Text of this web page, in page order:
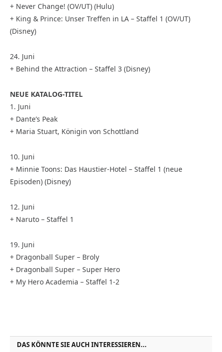
+ Never Change! (OV/UT) (Hulu)
+ King & Prince: Unser Treffen in LA – Staffel 1 (OV/UT)
(Disney)
24. Juni
+ Behind the Attraction – Staffel 3 (Disney)
NEUE KATALOG-TITEL
1. Juni
+ Dante’s Peak
+ Maria Stuart, Königin von Schottland
10. Juni
+ Minnie Toons: Das Haustier-Hotel – Staffel 1 (neue
Episoden) (Disney)
12. Juni
+ Naruto – Staffel 1
19. Juni
+ Dragonball Super – Broly
+ Dragonball Super – Super Hero
+ My Hero Academia – Staffel 1-2
DAS KÖNNTE SIE AUCH INTERESSIEREN...